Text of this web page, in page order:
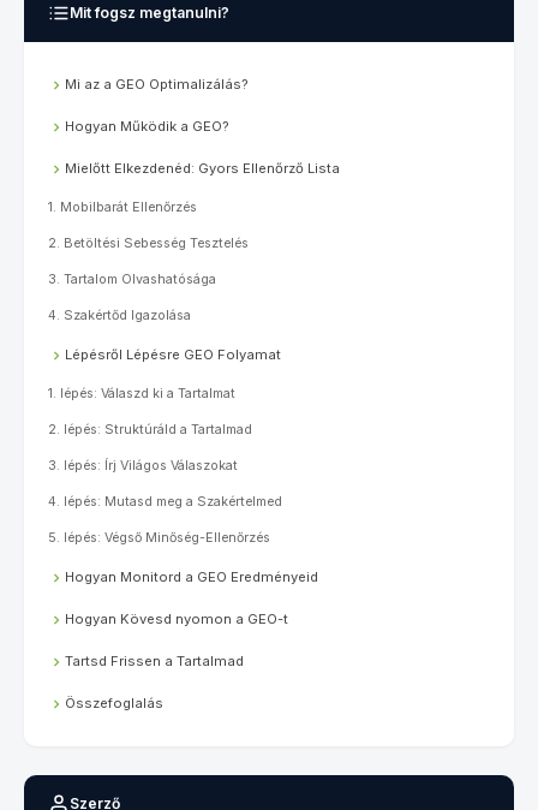
Mit fogsz megtanulni?
Mi az a GEO Optimalizálás?
Hogyan Működik a GEO?
Mielőtt Elkezdenéd: Gyors Ellenőrző Lista
1. Mobilbarát Ellenőrzés
2. Betöltési Sebesség Tesztelés
3. Tartalom Olvashatósága
4. Szakértőd Igazolása
Lépésről Lépésre GEO Folyamat
1. lépés: Válaszd ki a Tartalmat
2. lépés: Struktúráld a Tartalmad
3. lépés: Írj Világos Válaszokat
4. lépés: Mutasd meg a Szakértelmed
5. lépés: Végső Minőség-Ellenőrzés
Hogyan Monitord a GEO Eredményeid
Hogyan Kövesd nyomon a GEO-t
Tartsd Frissen a Tartalmad
Összefoglalás
Szerző